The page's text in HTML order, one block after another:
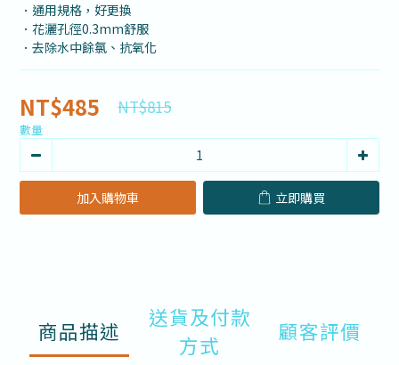
．通用規格，好更換
．花灑孔徑0.3mm舒服
．去除水中餘氯、抗氧化
NT$485 NT$815
數量
加入購物車 立即購買
商品描述
送貨及付款
方式
顧客評價